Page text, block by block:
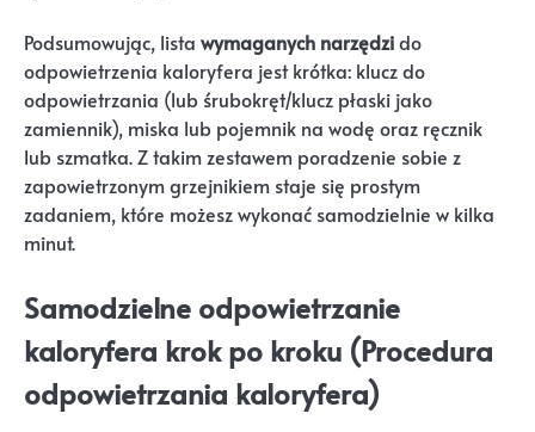
Podsumowując, lista wymaganych narzędzido
odpowietrzenia kaloryfera jest krótka: klucz do
odpowietrzania (lub śrubokręt/klucz płaski jako
zamiennik), miska lub pojemnik na wodę oraz ręcznik
lub szmatka. Z takim zestawem poradzenie sobie z
zapowietrzonym grzejnikiem staje się prostym
zadaniem, które możesz wykonać samodzielnie w kilka
minut.
Samodzielne odpowietrzanie
kaloryfera krok po kroku (Procedura
odpowietrzania kaloryfera)